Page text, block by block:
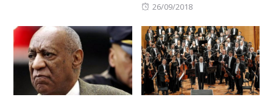
Posted
26/09/2018